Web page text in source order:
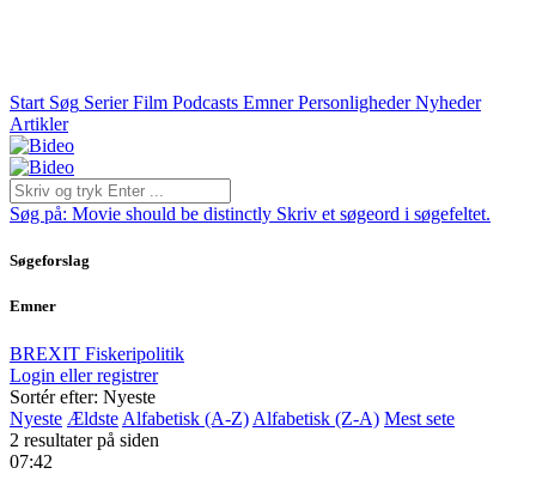
Start Søg Serier Film Podcasts Emner Personligheder Nyheder
Artikler
Søg på: Movie should be distinctly Skriv et søgeord i søgefeltet.
Søgeforslag
Emner
BREXIT Fiskeripolitik
Login eller registrer
Sortér efter: Nyeste
Nyeste Ældste Alfabetisk (A-Z) Alfabetisk (Z-A) Mest sete
2 resultater på siden
07:42